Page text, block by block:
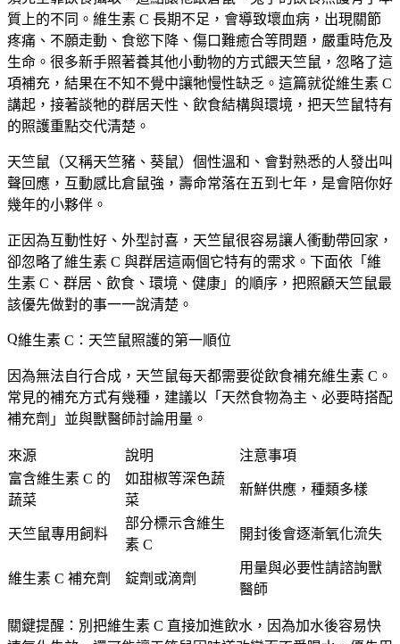
質上的不同。維生素 C 長期不足，會導致壞血病，出現關節
疼痛、不願走動、食慾下降、傷口難癒合等問題，嚴重時危及
生命。很多新手照著養其他小動物的方式餵天竺鼠，忽略了這
項補充，結果在不知不覺中讓牠慢性缺乏。這篇就從維生素 C
講起，接著談牠的群居天性、飲食結構與環境，把天竺鼠特有
的照護重點交代清楚。
天竺鼠（又稱天竺豬、葵鼠）個性溫和、會對熟悉的人發出叫
聲回應，互動感比倉鼠強，壽命常落在五到七年，是會陪你好
幾年的小夥伴。
正因為互動性好、外型討喜，天竺鼠很容易讓人衝動帶回家，
卻忽略了維生素 C 與群居這兩個它特有的需求。下面依「維
生素 C、群居、飲食、環境、健康」的順序，把照顧天竺鼠最
該優先做對的事一一說清楚。
維生素 C：天竺鼠照護的第一順位
因為無法自行合成，天竺鼠每天都需要從飲食補充維生素 C。
常見的補充方式有幾種，建議以「天然食物為主、必要時搭配
補充劑」並與獸醫師討論用量。
來源 說明
注意事項
富含維生素 C 的
蔬菜
如甜椒等深色蔬
菜
新鮮供應，種類多樣
天竺鼠專用飼料
部分標示含維生
素 C
開封後會逐漸氧化流失
維生素 C 補充劑 錠劑或滴劑
用量與必要性請諮詢獸
醫師
關鍵提醒： 別把維生素 C 直接加進飲水 ，因為加水後容易快